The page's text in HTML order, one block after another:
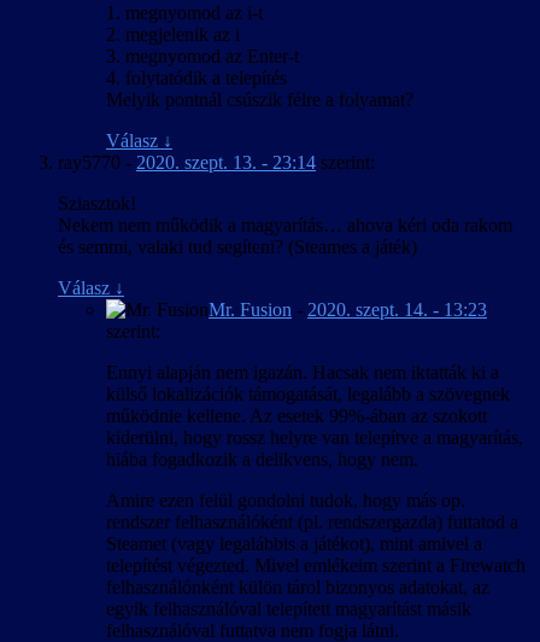
szükséges magyar feliratokat elhelyezve beazonosíthatóvá váljanak
azok a helyek és tereppontok, amelyeket a játékos tájékozódási
segítségként vagy feladatcélként a feliratozott párbeszédekben
immár magyarul kap meg.
1. megnyomod az i-t
2. megjelenik az i
3. megnyomod az Enter-t
4. folytatódik a telepítés
Melyik pontnál csúszik félre a folyamat?
Válasz ↓
ray5770 - 2020. szept. 13. - 23:14 szerint:
Sziasztok!
Nekem nem működik a magyarítás… ahova kéri oda rakom
és semmi, valaki tud segíteni? (Steames a játék)
Válasz ↓
Mr. Fusion - 2020. szept. 14. - 13:23
szerint:
Ennyi alapján nem igazán. Hacsak nem iktatták ki a
külső lokalizációk támogatását, legalább a szövegnek
működnie kellene. Az esetek 99%-ában az szokott
kiderülni, hogy rossz helyre van telepítve a magyarítás,
hiába fogadkozik a delikvens, hogy nem.
Amire ezen felül gondolni tudok, hogy más op.
rendszer felhasználóként (pl. rendszergazda) futtatod a
Steamet (vagy legalábbis a játékot), mint amivel a
telepítést végezted. Mivel emlékeim szerint a Firewatch
felhasználónként külön tárol bizonyos adatokat, az
egyik felhasználóval telepített magyarítást másik
felhasználóval futtatva nem fogja látni.